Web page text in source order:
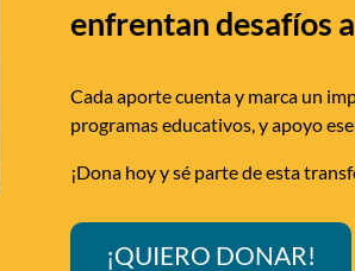
enfrentan desafíos
Cada aporte cuenta y marca un
programas educativos, y apoyo
¡Dona hoy y sé parte de esta
¡QUIERO DONAR!